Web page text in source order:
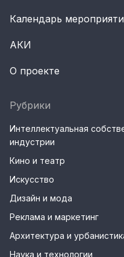
Календарь
АКИ
О проекте
Рубрики
Интеллектуальная
индустрии
Кино и театр
Искусство
Дизайн и мода
Реклама и маркетинг
Архитектура и
Наука и технологии